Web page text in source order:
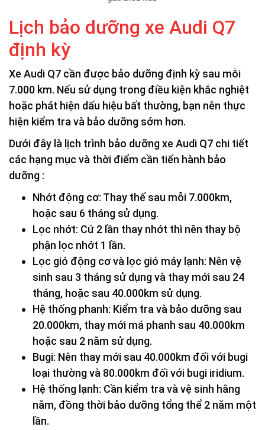
Lịch bảo dưỡng xe Audi Q7
định kỳ
Xe Audi Q7 cần được bảo dưỡng định kỳ sau mỗi
7.000 km. Nếu sử dụng trong điều kiện khắc nghiệt
hoặc phát hiện dấu hiệu bất thường, bạn nên thực
hiện kiểm tra và bảo dưỡng sớm hơn.
Dưới đây là lịch trình bảo dưỡng xe Audi Q7 chi tiết
các hạng mục và thời điểm cần tiến hành bảo
dưỡng :
Nhớt động cơ: Thay thế sau mỗi 7.000km,
hoặc sau 6 tháng sử dụng.
Lọc nhớt: Cứ 2 lần thay nhớt thì nên thay bộ
phận lọc nhớt 1 lần.
Lọc gió động cơ và lọc gió máy lạnh: Nên vệ
sinh sau 3 tháng sử dụng và thay mới sau 24
tháng, hoặc sau 40.000km sử dụng.
Hệ thống phanh: Kiểm tra và bảo dưỡng sau
20.000km, thay mới má phanh sau 40.000km
hoặc sau 2 năm sử dụng.
Bugi: Nên thay mới sau 40.000km đối với bugi
loại thường và 80.000km đối với bugi iridium.
Hệ thống lạnh: Cần kiểm tra và vệ sinh hằng
năm, đồng thời bảo dưỡng tổng thể 2 năm một
lần.